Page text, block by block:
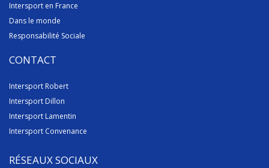
Intersport en France
Dans le monde
Responsabilité Sociale
CONTACT
Intersport Robert
Intersport Dillon
Intersport Lamentin
Intersport Convenance
RÉSEAUX SOCIAUX